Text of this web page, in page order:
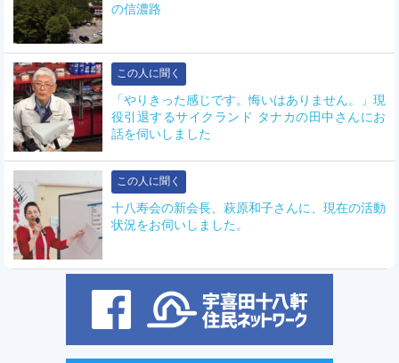
の信濃路
この人に聞く
「やりきった感じです。悔いはありません。」現
役引退するサイクランド タナカの田中さんにお
話を伺いしました
この人に聞く
十八寿会の新会長、萩原和子さんに、現在の活動
状況をお伺いしました。